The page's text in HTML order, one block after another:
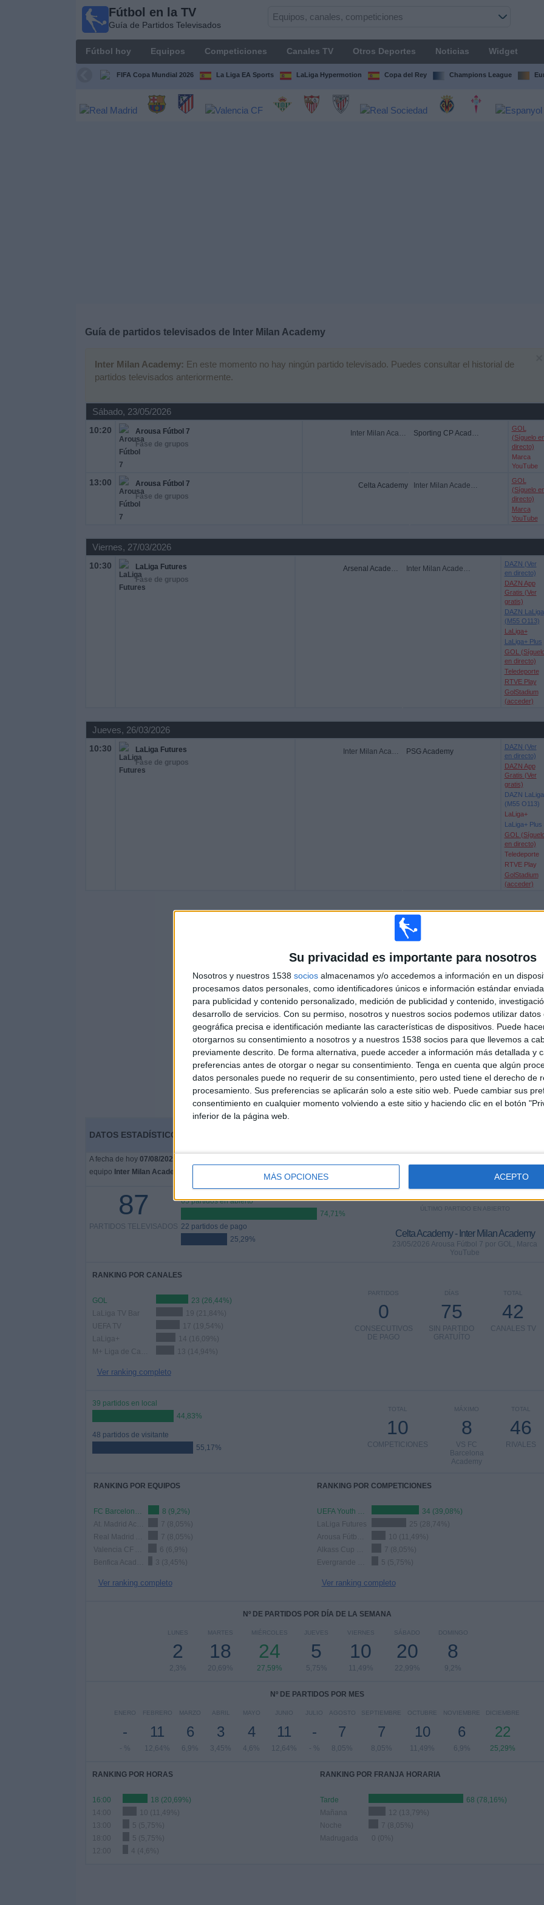
Su privacidad es importante para nosotros
Nosotros y nuestros 1538 socios almacenamos y/o accedemos a información en un
procesamos datos personales, como identificadores únicos e información estándar
para publicidad y contenido personalizado, medición de publicidad y contenido,
desarrollo de servicios. Con su permiso, nosotros y nuestros socios podemos utilizar datos
geográfica precisa e identificación mediante las características de dispositivos. Puede
otorgarnos su consentimiento a nosotros y a nuestros 1538 socios para que llevemos a
previamente descrito. De forma alternativa, puede acceder a información más detallada y
preferencias antes de otorgar o negar su consentimiento. Tenga en cuenta que algún
datos personales puede no requerir de su consentimiento, pero usted tiene el derecho de
procesamiento. Sus preferencias se aplicarán solo a este sitio web. Puede cambiar sus
consentimiento en cualquier momento volviendo a este sitio y haciendo clic en el botón
inferior de la página web.
MÁS OPCIONES ACEPTO
Fútbol en la TV
Guía de Partidos Televisados
Fútbol hoy Equipos Competiciones Canales TV Otros Deportes Noticias Widget
FIFA Copa Mundial 2026 La Liga EA Sports LaLiga Hypermotion Copa del Rey Champions League
Guía de partidos televisados de Inter Milan Academy
Inter Milan Academy: En este momento no hay ningún partido televisado. Puedes consultar el historial de
partidos televisados anteriormente.
Sábado, 23/05/2026
10:20
Arousa Fútbol 7
Fase de grupos
Inter Milan Academy Sporting CP Academy
GOL
(Síguelo
directo)
Marca
YouTube
13:00
Arousa Fútbol 7
Fase de grupos
Celta Academy Inter Milan Academy
GOL
(Síguelo
directo)
Marca
YouTube
Viernes, 27/03/2026
10:30
LaLiga Futures
Fase de grupos
Arsenal Academy Inter Milan Academy
DAZN (Ver
en directo)
DAZN App
Gratis (Ver
gratis)
DAZN LaLiga
(M55 O113)
LaLiga+
LaLiga+ Plus
GOL
en directo)
Teledeporte
RTVE Play
GolStadium
(acceder)
Jueves, 26/03/2026
10:30
LaLiga Futures
Fase de grupos
Inter Milan Academy PSG Academy
DAZN (Ver
en directo)
DAZN App
Gratis (Ver
gratis)
DAZN LaLiga
(M55 O113)
LaLiga+
LaLiga+ Plus
GOL
en directo)
Teledeporte
RTVE Play
GolStadium
(acceder)
Más días
DATOS ESTADÍSTICOS DEL EQUIPO INTER MILAN ACADEMY EN TELEVISIÓN EN ESPAÑA
A fecha de hoy 07/08/2026
equipo Inter Milan Academy 01/02/2013, podemos dar los siguientes datos:
87
PARTIDOS TELEVISADOS
65 partidos en abierto
74,71%
22 partidos de pago
25,29%
ÚLTIMO PARTIDO EN ABIERTO
Celta Academy - Inter Milan Academy
23/05/2026 Arousa Fútbol 7 por GOL, Marca
YouTube
RANKING POR CANALES
GOL
23 (26,44%)
LaLiga TV Bar
19 (21,84%)
UEFA TV
17 (19,54%)
LaLiga+
14 (16,09%)
13 (14,94%)
Ver ranking completo
TOTAL
42
CANALES TV
DÍAS
75
SIN PARTIDO
GRATUÍTO
PARTIDOS
0
CONSECUTIVOS
DE PAGO
39 partidos en local
44,83%
48 partidos de visitante
55,17%
TOTAL
46
RIVALES
MÁXIMO
8
VS FC
Barcelona
Academy
TOTAL
10
COMPETICIONES
RANKING POR EQUIPOS
FC Barcelona Academy
8 (9,2%)
7 (8,05%)
7 (8,05%)
6 (6,9%)
3 (3,45%)
Ver ranking completo
RANKING POR COMPETICIONES
UEFA Youth League
34 (39,08%)
LaLiga Futures
25 (28,74%)
10 (11,49%)
7 (8,05%)
5 (5,75%)
Ver ranking completo
Nº DE PARTIDOS POR DÍA DE LA SEMANA
LUNES
2
2,3%
MARTES
18
20,69%
MIÉRCOLES
24
27,59%
JUEVES
5
5,75%
VIERNES
10
11,49%
SÁBADO
20
22,99%
DOMINGO
8
9,2%
Nº DE PARTIDOS POR MES
ENERO
-
- %
FEBRERO
11
12,64%
MARZO
6
6,9%
ABRIL
3
3,45%
MAYO
4
4,6%
JUNIO
11
12,64%
JULIO
-
- %
AGOSTO
7
8,05%
SEPTIEMBRE
7
8,05%
OCTUBRE
10
11,49%
NOVIEMBRE
6
6,9%
DICIEMBRE
22
25,29%
RANKING POR HORAS
16:00
18 (20,69%)
10 (11,49%)
13:00
5 (5,75%)
18:00
5 (5,75%)
12:00
4 (4,6%)
RANKING POR FRANJA HORARIA
Tarde
68 (78,16%)
Mañana
12 (13,79%)
Noche
7 (8,05%)
Madrugada
0 (0%)